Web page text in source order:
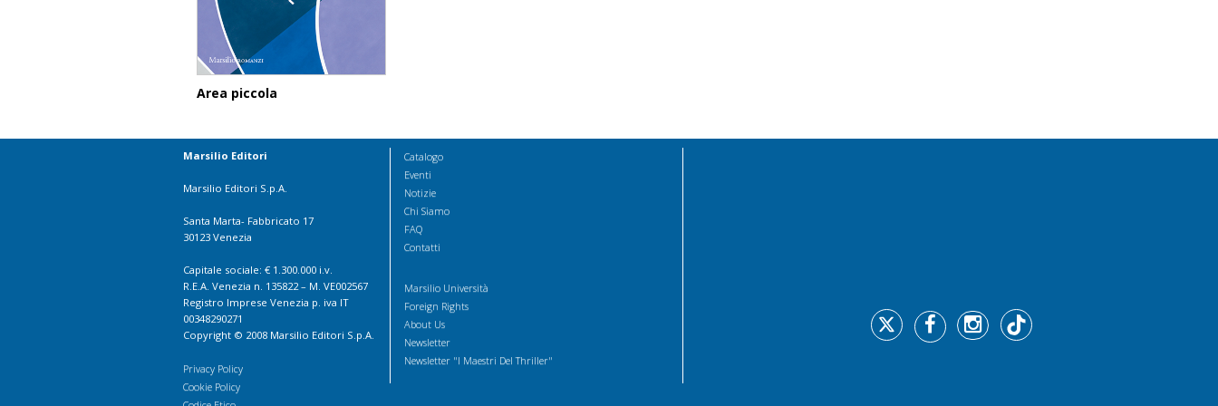
Area piccola
Marsilio Editori
Marsilio Editori S.p.A.
Santa Marta- Fabbricato 17
30123 Venezia
Capitale sociale: € 1.300.000 i.v.
R.E.A. Venezia n. 135822 – M. VE002567
Registro Imprese Venezia p. iva IT
00348290271
Copyright © 2008 Marsilio Editori S.p.A.
Privacy Policy
Cookie Policy
Catalogo
Eventi
Notizie
Chi Siamo
FAQ
Contatti
Marsilio Università
Foreign Rights
About Us
Newsletter
Newsletter "I Maestri Del Thriller"